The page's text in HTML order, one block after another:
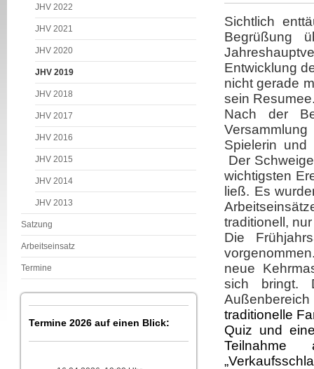
JHV 2022
JHV 2021
JHV 2020
JHV 2019
JHV 2018
JHV 2017
JHV 2016
JHV 2015
JHV 2014
JHV 2013
Satzung
Arbeitseinsatz
Termine
Termine 2026 auf einen Blick:
Sichtlich
Begrüßung
Entwicklung
nicht gerade
sein
Nach der
Spielerin und
Der
wichtigsten
ließ. Es
traditionell,
Die
neue
sich bringt.
traditionelle
Quiz und
Teilnahme